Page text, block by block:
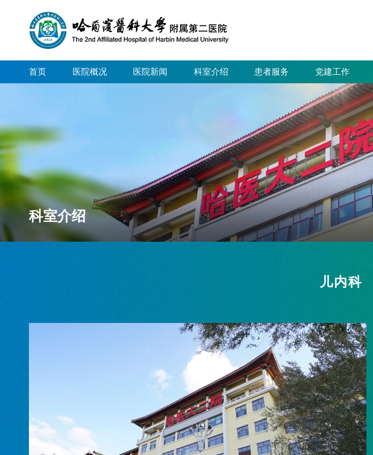
首页 医院概况 医院新闻 科室介绍 患者服务 党建工作
科室介绍
儿内科